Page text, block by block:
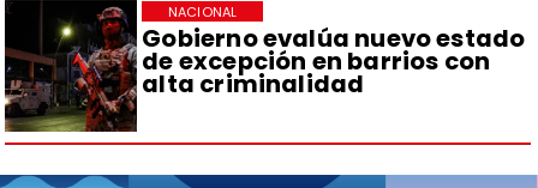
Gobierno evalúa nuevo estado
de excepción en barrios con
alta criminalidad
NACIONAL